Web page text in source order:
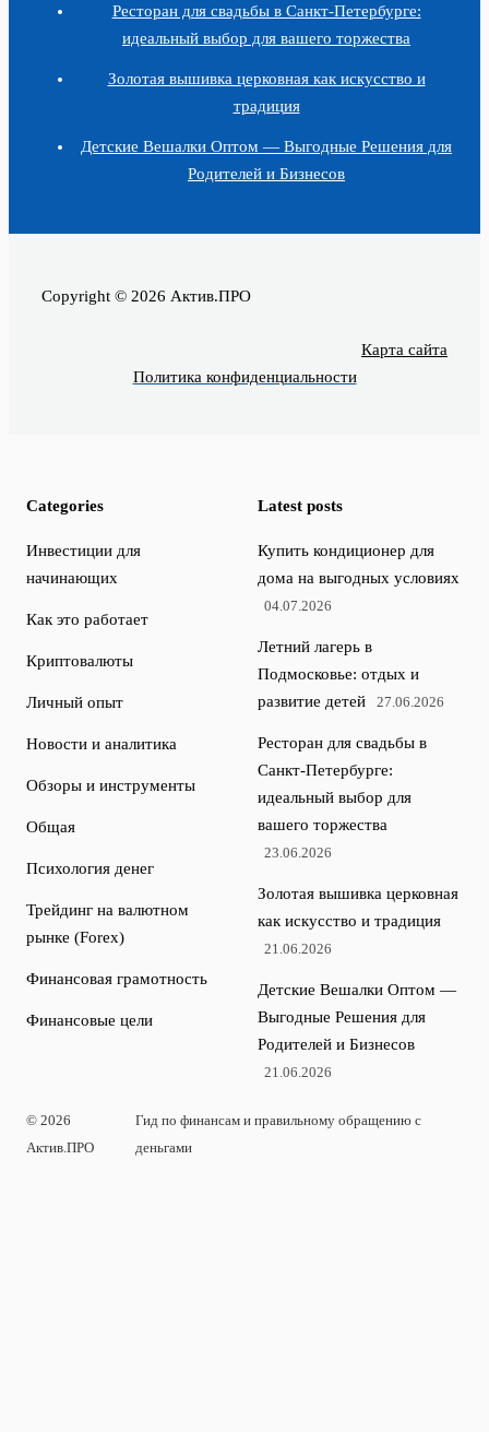
Ресторан для свадьбы в Санкт-Петербурге:
идеальный выбор для вашего торжества
Золотая вышивка церковная как искусство и
традиция
Детские Вешалки Оптом — Выгодные Решения для
Родителей и Бизнесов
Copyright © 2026 Актив.ПРО
Карта сайта
Политика конфиденциальности
Categories
Инвестиции для
начинающих
Как это работает
Криптовалюты
Личный опыт
Новости и аналитика
Обзоры и инструменты
Общая
Психология денег
Трейдинг на валютном
рынке (Forex)
Финансовая грамотность
Финансовые цели
Latest posts
Купить кондиционер для
дома на выгодных условиях
04.07.2026
Летний лагерь в
Подмосковье: отдых и
развитие детей
27.06.2026
Ресторан для свадьбы в
Санкт-Петербурге:
идеальный выбор для
вашего торжества
23.06.2026
Золотая вышивка церковная
как искусство и традиция
21.06.2026
Детские Вешалки Оптом —
Выгодные Решения для
Родителей и Бизнесов
21.06.2026
© 2026
Актив.ПРО
Гид по финансам и правильному обращению с
деньгами